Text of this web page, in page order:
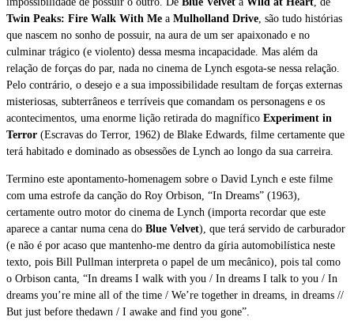
Twin Peaks: Fire Walk With Me a Mulholland Drive , são tudo histórias
que nascem no sonho de possuir, na aura de um ser apaixonado e no
culminar trágico (e violento) dessa mesma incapacidade. Mas além da
relação de forças do par, nada no cinema de Lynch esgota-se nessa relação.
Pelo contrário, o desejo e a sua impossibilidade resultam de forças externas
misteriosas, subterrâneos e terríveis que comandam os personagens e os
acontecimentos, uma enorme lição retirada do magnífico Experiment in
Terror (Escravas do Terror, 1962) de Blake Edwards, filme certamente que
terá habitado e dominado as obsessões de Lynch ao longo da sua carreira.
Termino este apontamento-homenagem sobre o David Lynch e este filme
com uma estrofe da canção do Roy Orbison, “In Dreams” (1963),
certamente outro motor do cinema de Lynch (importa recordar que este
aparece a cantar numa cena do Blue Velvet), que terá servido de carburador
(e não é por acaso que mantenho-me dentro da gíria automobilística neste
texto, pois Bill Pullman interpreta o papel de um mecânico), pois tal como
o Orbison canta, “In dreams I walk with you / In dreams I talk to you / In
dreams you’re mine all of the time / We’re together in dreams, in dreams //
But just before thedawn / I awake and find you gone”.